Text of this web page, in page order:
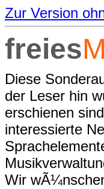
Zur Version
freies
Diese
der Leser hin
erschienen
interessierte
Wir